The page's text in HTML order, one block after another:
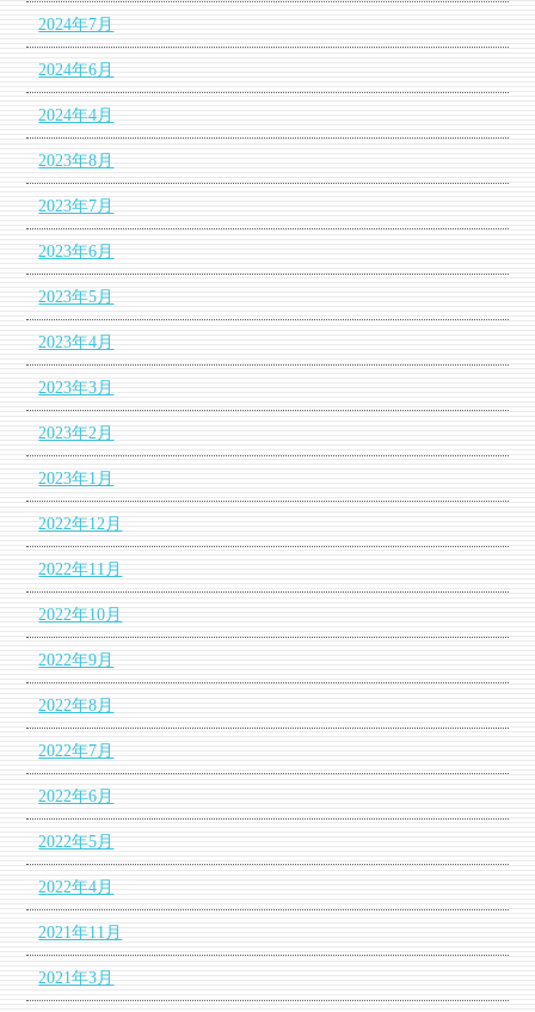
2024年7月
2024年6月
2024年4月
2023年8月
2023年7月
2023年6月
2023年5月
2023年4月
2023年3月
2023年2月
2023年1月
2022年12月
2022年11月
2022年10月
2022年9月
2022年8月
2022年7月
2022年6月
2022年5月
2022年4月
2021年11月
2021年3月